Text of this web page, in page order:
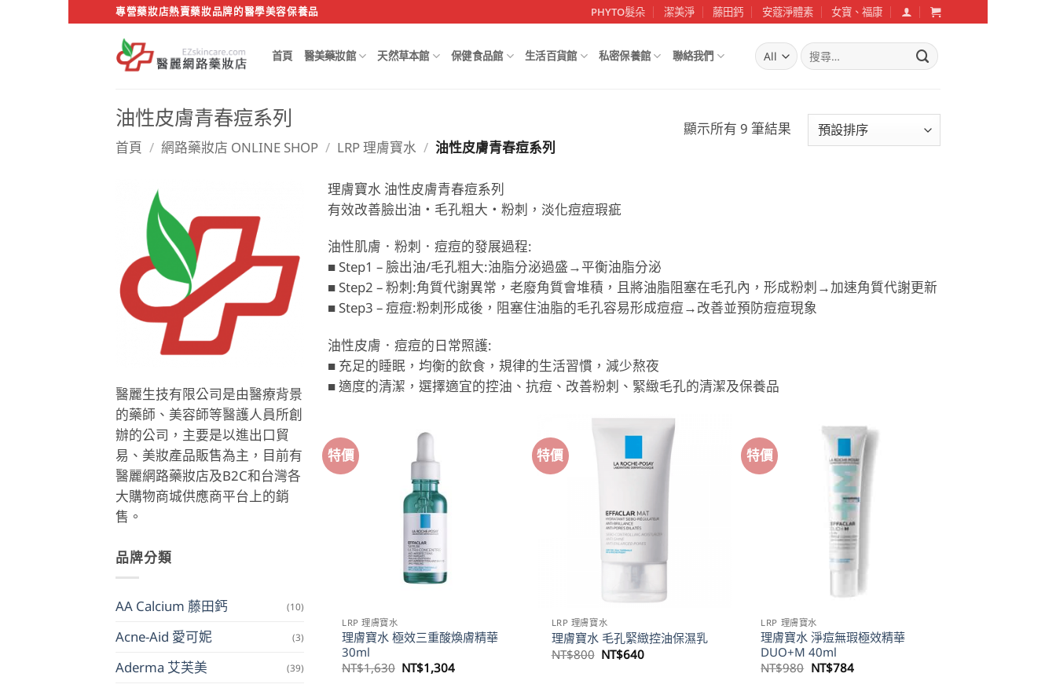
to
專營藥妝店熱賣藥妝品牌的醫學美容保養品 PHYTO髮朵 潔美淨 藤田鈣 安蔻淨體素 女寶、福康
首頁 醫美藥妝館 天然草本館 保健食品館 生活百貨館 私密保養館 聯絡我們
搜
尋
字:
油性皮膚青春痘系列
首頁 / 網路藥妝店 ONLINE SHOP / LRP 理膚寶水 / 油性皮膚青春痘系列
顯示所有 9 筆結果
醫麗生技有限公司是由醫療背景
的藥師、美容師等醫護人員所創
辦的公司，主要是以進出口貿
易、美妝產品販售為主，目前有
醫麗網路藥妝店及B2C和台灣各
大購物商城供應商平台上的銷
售。
品牌分類
AA Calcium 藤田鈣 (10)
Acne-Aid 愛可妮 (3)
Aderma 艾芙美 (39)
理膚寶水 油性皮膚青春痘系列
有效改善臉出油‧毛孔粗大‧粉刺，淡化痘痘瑕疵
油性肌膚．粉刺．痘痘的發展過程:
■ Step1 – 臉出油/毛孔粗大:油脂分泌過盛→平衡油脂分泌
■ Step2 – 粉刺:角質代謝異常，老廢角質會堆積，且將油脂阻塞在毛孔內，形成粉刺→加速角質代謝更新
■ Step3 – 痘痘:粉刺形成後，阻塞住油脂的毛孔容易形成痘痘→改善並預防痘痘現象
油性皮膚．痘痘的日常照護:
■ 充足的睡眠，均衡的飲食，規律的生活習慣，減少熬夜
■ 適度的清潔，選擇適宜的控油、抗痘、改善粉刺、緊緻毛孔的清潔及保養品
特價
LRP 理膚寶水
理膚寶水 極效三重酸煥膚精華
30ml
NT$1,630 原
NT$1,304目
特價
LRP 理膚寶水
理膚寶水 毛孔緊緻控油保濕乳
NT$800 原
NT$640目
特價
LRP 理膚寶水
理膚寶水 淨痘無瑕極效精華
DUO+M 40ml
NT$980 原
NT$784目